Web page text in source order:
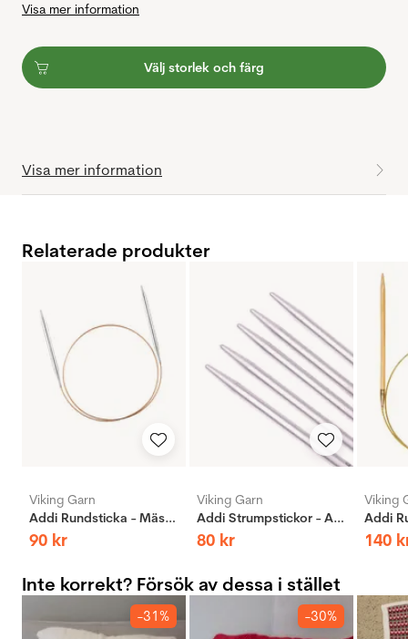
Visa mer information
Välj storlek och färg
Visa mer information
Relaterade produkter
Viking Garn
Addi Rundsticka - Mässing
90 kr
Viking Garn
Addi Strumpstickor - Aluminium
80 kr
Viking
140
Inte korrekt? Försök av dessa i stället
-31% -30%